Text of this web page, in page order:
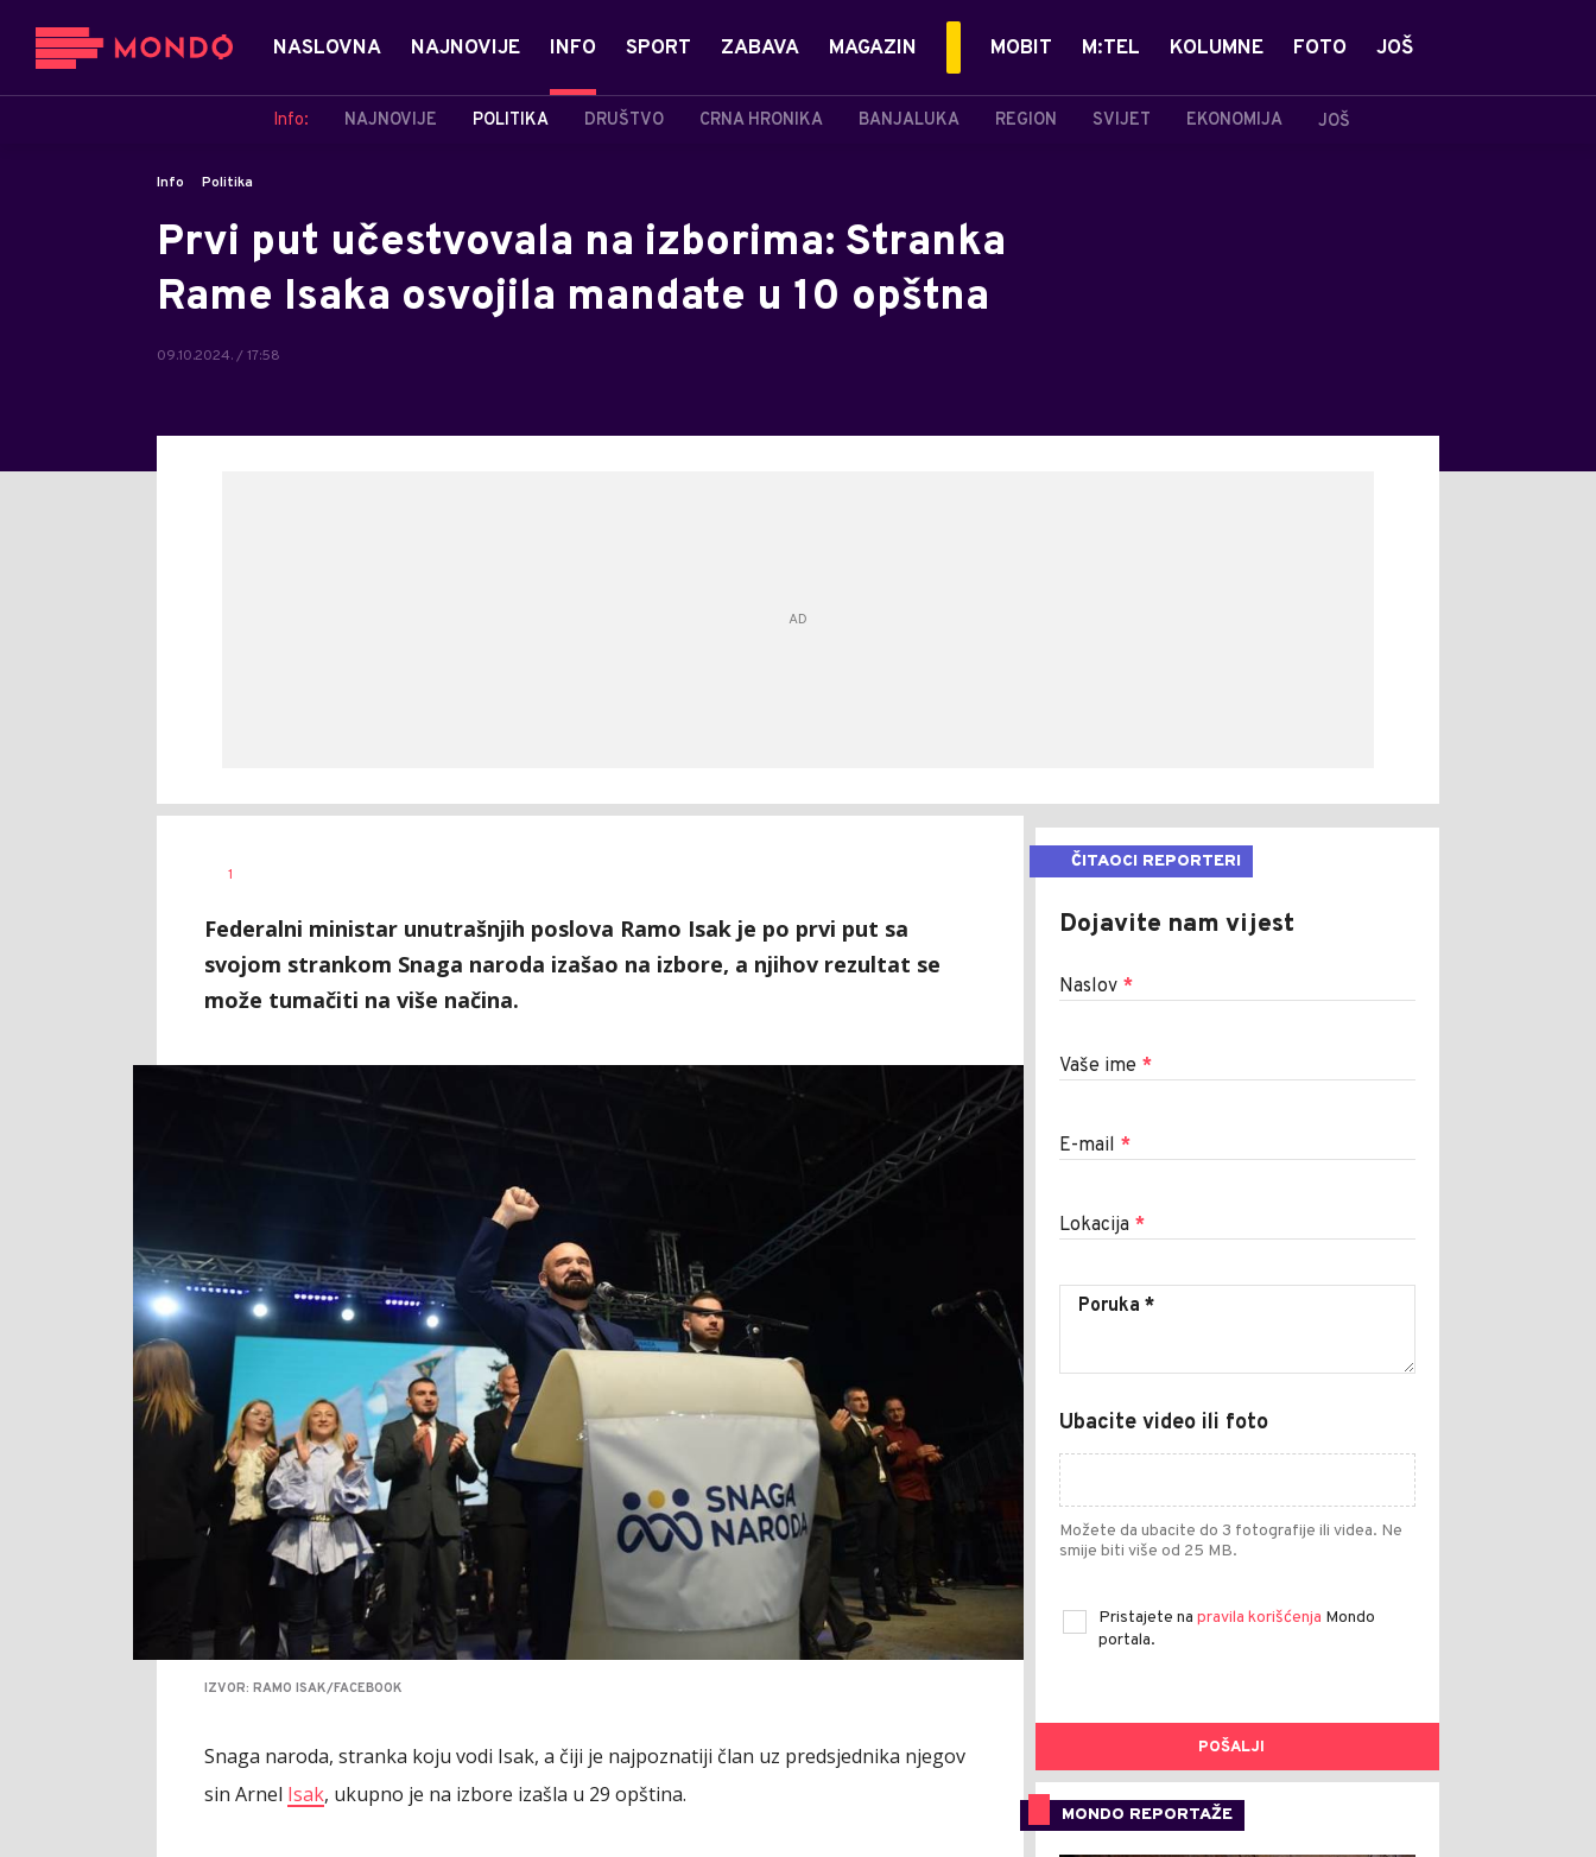
NASLOVNA NAJNOVIJE INFO
Info: NAJNOVIJE POLITIKA DRUŠTVO CRNA HRONIKA BANJALUKA REGION SVIJET EKONOMIJA JOŠ
SPORT ZABAVA MAGAZIN MOBIT M:TEL KOLUMNE FOTO JOŠ
Info Politika
Prvi put učestvovala na izborima: Stranka
Rame Isaka osvojila mandate u 10 opštna
09.10.2024. / 17:58
AUTOR
1
Federalni ministar unutrašnjih poslova Ramo Isak je po prvi put sa
svojom strankom Snaga naroda izašao na izbore, a njihov rezultat se
može tumačiti na više načina.
IZVOR: RAMO ISAK/FACEBOOK
Snaga naroda, stranka koju vodi Isak, a čiji je najpoznatiji član uz predsjednika njegov
sin Arnel Isak, ukupno je na izbore izašla u 29 opština.
ČITAOCI REPORTERI
Dojavite nam vijest
Naslov *
Vaše ime *
E-mail *
Lokacija *
Ubacite video ili foto
Možete da ubacite do 3 fotografije ili videa. Ne
smije biti više od 25 MB.
Pristajete na pravila korišćenja Mondo
portala.
POŠALJI
MONDO REPORTAŽE